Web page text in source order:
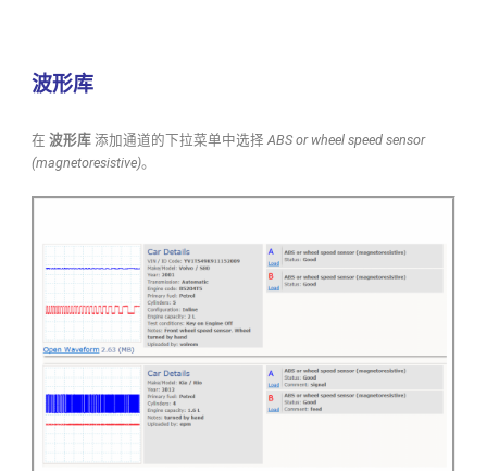
波形库
在 波形库添加通道的下拉菜单中选择 ABS or wheel speed sensor
(magnetoresistive)。